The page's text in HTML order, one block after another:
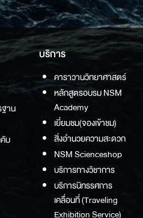
าน
บ
บริการ
คาราวานวิทยาศาสตร์
หลักสูตรอบรม NSM
Academy
เยี่ยมชม(จองเข้าชม)
สิ่งอำนวยความสะดวก
NSM Scienceshop
บริการทางวิชาการ
บริการนิทรรศการ
เคลื่อนที่ (Traveling
Exhibition Service)